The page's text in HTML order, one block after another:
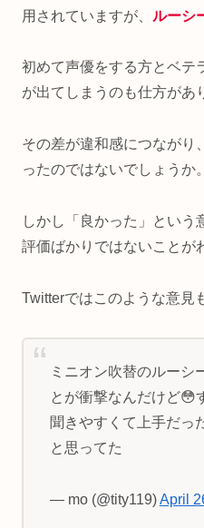
用されていますが、 ルーシ
初めて声優をする方とベテ
が出てしまうのも仕方があ
その差が違和感につながり
ったのではないでしょうか。
しかし「良かった」という
評価ばかりではないことが
Twitterではこのような意見
ミニオン吹替のルーシ
とが衝撃なんだけど😳
聞きやすくて上手だっ
と思ってた
— mo (@tity119)April